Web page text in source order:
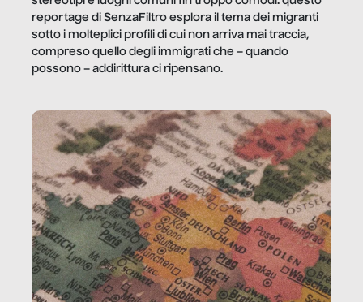
reportage di SenzaFiltro esplora il tema dei migranti
sotto i molteplici profili di cui non arriva mai traccia,
compreso quello degli immigrati che – quando
possono – addirittura ci ripensano.